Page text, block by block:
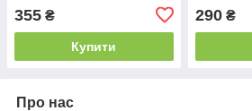
355 ₴
Купити
290₴
Про нас